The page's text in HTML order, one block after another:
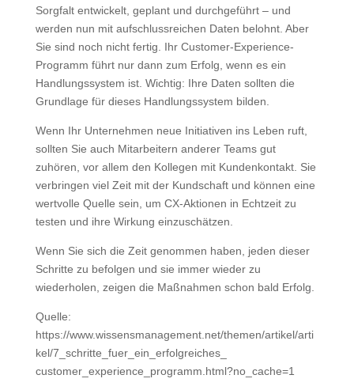
Sorgfalt entwickelt, geplant und durchgeführt – und
werden nun mit aufschlussreichen Daten belohnt. Aber
Sie sind noch nicht fertig. Ihr Customer-Experience-
Programm führt nur dann zum Erfolg, wenn es ein
Handlungssystem ist. Wichtig: Ihre Daten sollten die
Grundlage für dieses Handlungssystem bilden.
Wenn Ihr Unternehmen neue Initiativen ins Leben ruft,
sollten Sie auch Mitarbeitern anderer Teams gut
zuhören, vor allem den Kollegen mit Kundenkontakt. Sie
verbringen viel Zeit mit der Kundschaft und können eine
wertvolle Quelle sein, um CX-Aktionen in Echtzeit zu
testen und ihre Wirkung einzuschätzen.
Wenn Sie sich die Zeit genommen haben, jeden dieser
Schritte zu befolgen und sie immer wieder zu
wiederholen, zeigen die Maßnahmen schon bald Erfolg.
Quelle:
https://www.wissensmanagement.net/themen/artikel/arti
kel/7_schritte_fuer_ein_erfolgreiches_
customer_experience_programm.html?no_cache=1